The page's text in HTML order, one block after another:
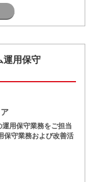
運用保守
用保守業務をご担当
保守業務および改善活